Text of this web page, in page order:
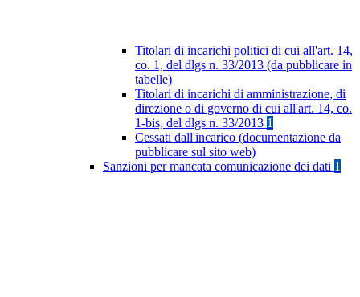
Titolari di incarichi politici di cui all'art. 14,
co. 1, del dlgs n. 33/2013 (da pubblicare in
tabelle)
Titolari di incarichi di amministrazione, di
direzione o di governo di cui all'art. 14, co.
1-bis, del dlgs n. 33/2013 1
Cessati dall'incarico (documentazione da
pubblicare sul sito web)
Sanzioni per mancata comunicazione dei dati 1